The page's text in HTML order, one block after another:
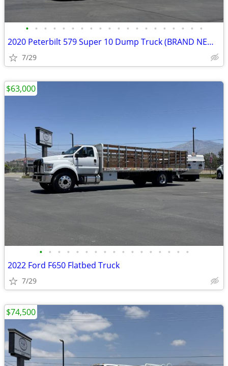
• • • • • • • • • • • • • • • • • • • •
2020 Peterbilt 579 Super 10 Dump Truck (BRAND NEW SYSTEM)
7/29
• • • • • • • • • • • • • • • • •
2022 Ford F650 Flatbed Truck
7/29
$63,000
$74,500